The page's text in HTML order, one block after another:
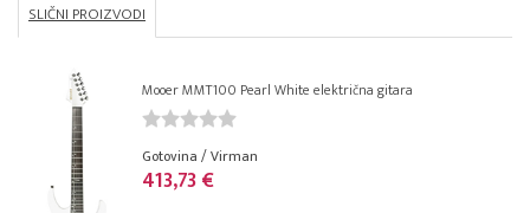
SLIČNI PROIZVODI
Mooer MMT100 Pearl White električna gitara
Gotovina / Virman
413,73 €